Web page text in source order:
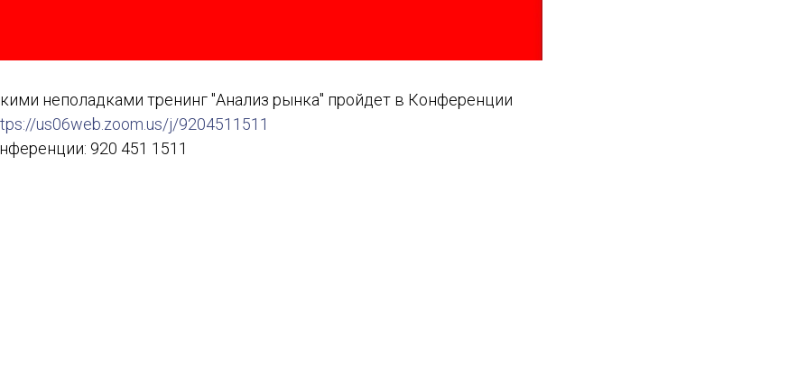
неполадками тренинг "Анализ рынка" пройдет в Конференции
us06web.zoom.us/j/9204511511
920 451 1511